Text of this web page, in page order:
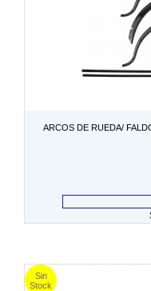
ARCOS DE RUEDA/